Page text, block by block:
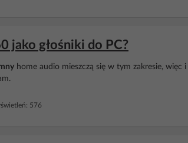
jako głośniki do PC?
home audio mieszczą się w tym zakresie, więc
576